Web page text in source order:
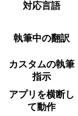
対応言語
執筆中の翻訳
カスタムの執筆
指示
アプリを横断し
て動作